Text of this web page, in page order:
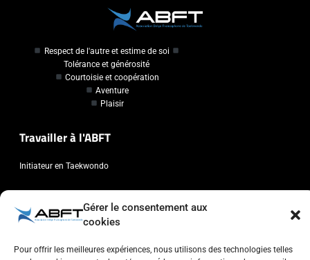
Gérer le consentement aux
cookies
Pour offrir les meilleures expériences, nous utilisons des technologies telles
Respect de l'autre et estime de soi
Tolérance et générosité
Courtoisie et coopération
Aventure
Plaisir
Travailler à l'ABFT
Initiateur en Taekwondo
Association Belge Francophone de Taekwondo
Chaussée de Wavre, 2057 - 1160 Auderghem